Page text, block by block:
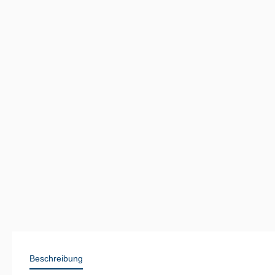
Beschreibung